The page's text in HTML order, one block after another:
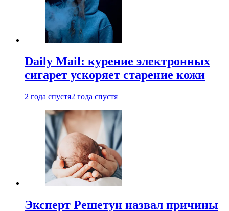
Daily Mail: курение электронных
сигарет ускоряет старение кожи
2 года спустя2 года спустя
Эксперт Решетун назвал причины